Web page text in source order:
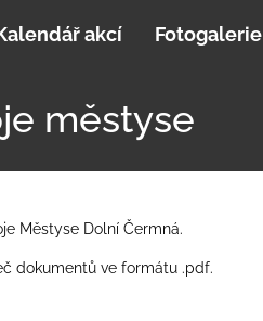
akcí Fotogalerie
městyse
Městyse Dolní Čermná.
dokumentů ve formátu .pdf.